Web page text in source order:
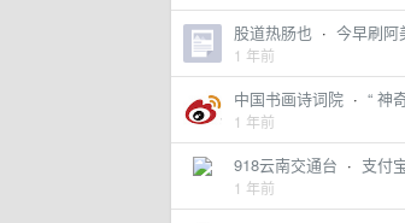
股道热肠也 · 今早刷阿
1 年前
中国书画诗词院 · “ 神
1 年前
918云南交通台 · 支付
1 年前